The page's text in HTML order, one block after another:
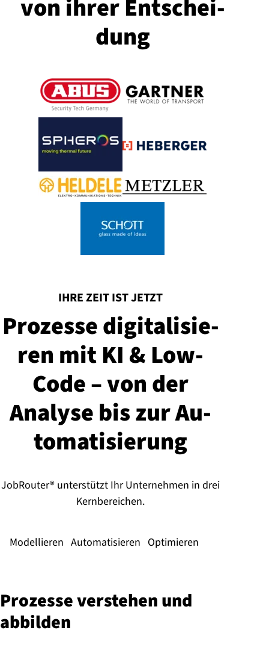
von ihrer Ent­sch­ei­
dung
IHRE ZEIT IST JETZT
Prozesse di­gi­ta­li­sie­
ren mit KI & Low-
Code – von der
Analyse bis zur Au­
to­ma­ti­sie­rung
JobRouter® unterstützt Ihr Unternehmen in drei
Kernbereichen.
Modellieren Automatisieren Optimieren
Prozesse verstehen und
abbilden